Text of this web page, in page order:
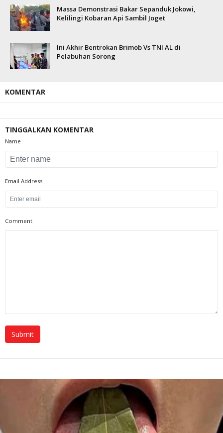
Massa Demonstrasi Bakar Sepanduk Jokowi,
Kelilingi Kobaran Api Sambil Joget
Ini Akhir Bentrokan Brimob Vs TNI AL di
Pelabuhan Sorong
KOMENTAR
TINGGALKAN KOMENTAR
Name
Email Address
Comment